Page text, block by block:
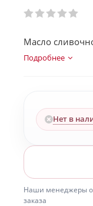
Масло
Подробнее
Нет в
Наши менеджеры
заказа